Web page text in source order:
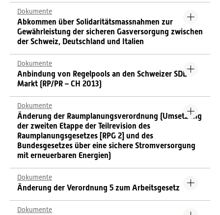
Dokumente
Abkommen über Solidaritätsmassnahmen zur
Gewährleistung der sicheren Gasversorgung zwischen
der Schweiz, Deutschland und Italien
Dokumente
Anbindung von Regelpools an den Schweizer SDL-
Markt (RP/PR – CH 2013)
Dokumente
Änderung der Raumplanungsverordnung (Umsetzung
der zweiten Etappe der Teilrevision des
Raumplanungsgesetzes [RPG 2] und des
Bundesgesetzes über eine sichere Stromversorgung
mit erneuerbaren Energien)
Dokumente
Änderung der Verordnung 5 zum Arbeitsgesetz
Dokumente